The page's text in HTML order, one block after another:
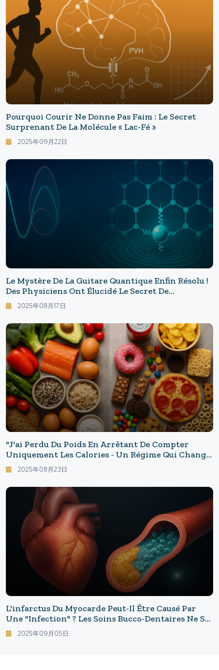
Pourquoi Courir Ne Donne Pas Faim : Le Secret
Surprenant De La Molécule « Lac-Fé »
2025年09月22日
Le Mystère De La Guitare Quantique Enfin Résolu !
Des Physiciens Ont Élucidé Le Secret De
L'oscillateur Harmonique Après Plus De 90 Ans : La
Magie De Bogoliubov Pour Démêler
L'amortissement Quantique.
2025年08月17日
"J'ai Perdu Du Poids En Arrêtant De Compter
Uniquement Les Calories - Un Régime Qui Change
La Façon De Manger : La Science Du Riz Refroidi Et
Des Protéines"
2025年08月23日
L'infarctus Du Myocarde Peut-Il Être Causé Par
Une "infection" ? Les Soins Bucco-Dentaires Ne Se
Limitent Pas Au Brossage : Une Barrière
Bactérienne Invisible Peut Être Le "dernier Coup
2025年09月05日